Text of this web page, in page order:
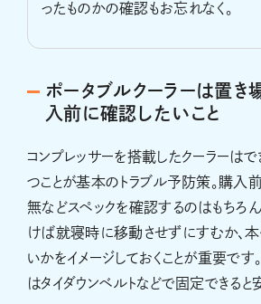
ったものかの確認もお忘れなく。
ポータブルクーラーは置き
入前に確認したいこと
コンプレッサーを搭載したクーラーは
つことが基本のトラブル予防策。購入
無などスペックを確認するのはもちろ
けば就寝時に移動させずにすむか、
いかをイメージしておくことが重要です
はタイダウンベルトなどで固定できると